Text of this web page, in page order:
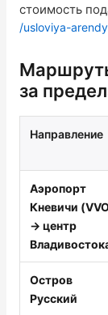
стоимость
/usloviya-arendy
за
Направление
Аэропорт
Кневичи
→ центр
Остров
Русский